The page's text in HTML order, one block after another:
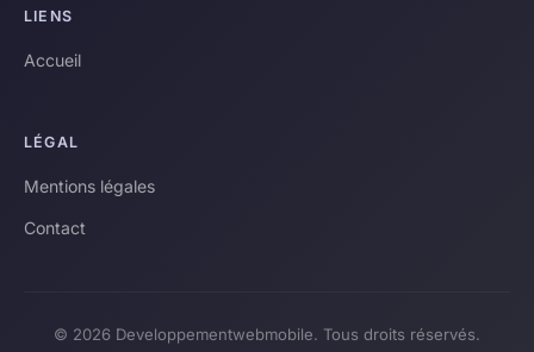
LIENS
Accueil
LÉGAL
Mentions légales
Contact
© 2026 Developpementwebmobile. Tous droits réservés.